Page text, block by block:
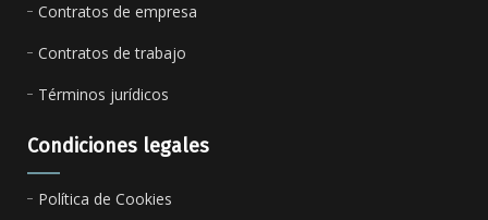
Contratos de empresa
Contratos de trabajo
Términos jurídicos
Condiciones legales
Política de Cookies